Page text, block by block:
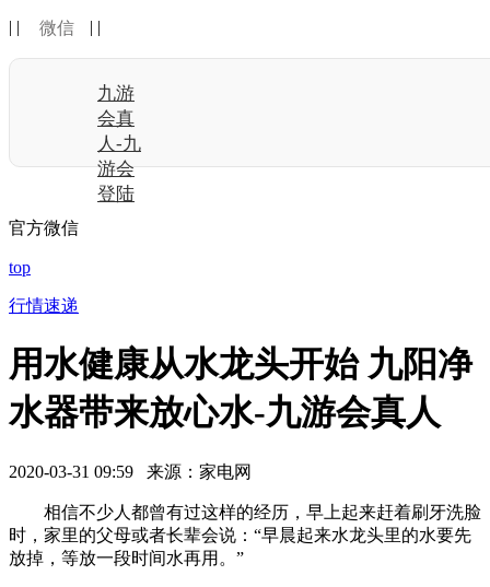
| | 微信 | |
九游
会真
人-九
游会
登陆
官方微信
top
行情速递
用水健康从水龙头开始 九阳净
水器带来放心水-九游会真人
2020-03-31 09:59 来源：家电网
相信不少人都曾有过这样的经历，早上起来赶着刷牙洗脸
时，家里的父母或者长辈会说：“早晨起来水龙头里的水要先
放掉，等放一段时间水再用。”